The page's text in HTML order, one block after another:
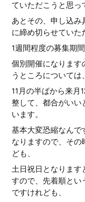
ていただこうと思っ
あとその、申し込み
に締め切らせていた
1週間程度の募集期
個別開催になります
うところについては、
11月の半ばから来月
整して、都合がいい
います。
基本大変恐縮なんで
なりますので、そ
ども、
土日祝日となります
すので、先着順とい
ですけれども、